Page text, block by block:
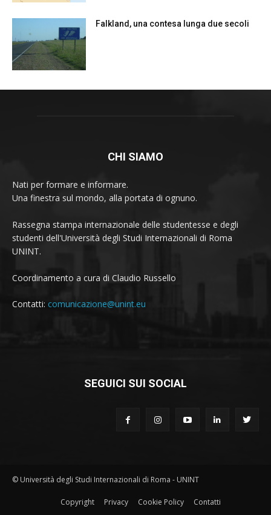
Falkland, una contesa lunga due secoli
CHI SIAMO
Nati per formare e informare.
Una finestra sul mondo, alla portata di ognuno.
Rassegna stampa internazionale delle studentesse e degli
studenti dell'Università degli Studi Internazionali di Roma
UNINT.
Coordinamento a cura di Claudio Russello
Contatti: comunicazione@unint.eu
SEGUICI SUI SOCIAL
© Università degli Studi Internazionali di Roma - UNINT
Copyright Privacy Cookie Policy Contatti